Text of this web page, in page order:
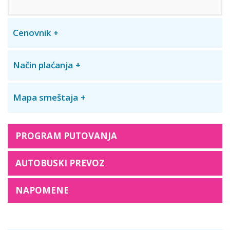
Cenovnik
Način plaćanja
Mapa smeštaja
PROGRAM PUTOVANJA
AUTOBUSKI PREVOZ
NAPOMENE